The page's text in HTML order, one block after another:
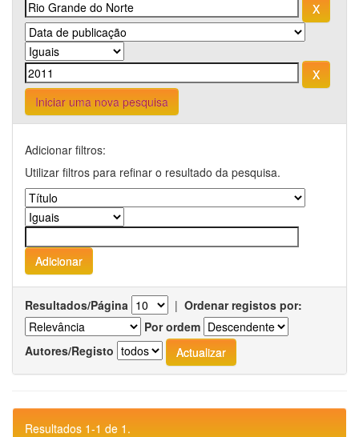
Iniciar uma nova pesquisa
Adicionar filtros:
Utilizar filtros para refinar o resultado da pesquisa.
Resultados/Página | Ordenar registos por:
Por ordem
Autores/Registo
Resultados 1-1 de 1.